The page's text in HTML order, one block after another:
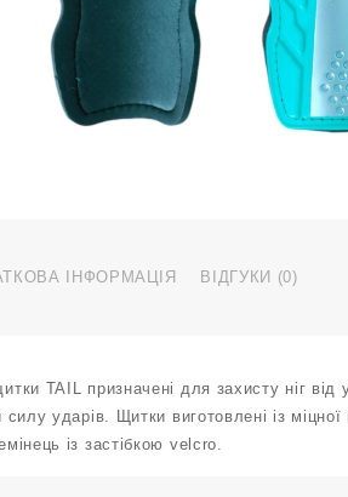
ІНФОРМАЦІЯ ВІДГУКИ (0)
TAIL призначені для захисту ніг
силу ударів. Щитки виготовлені із
із застібкою velcro.